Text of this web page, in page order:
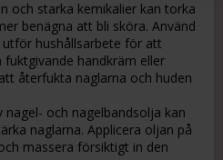
och starka kemikalier kan torka
benägna att bli sköra. Använd
utför hushållsarbete för att
fuktgivande handkräm eller
återfukta naglarna och huden
nagel- och nagelbandsolja kan
naglarna. Applicera oljan på
massera försiktigt in den